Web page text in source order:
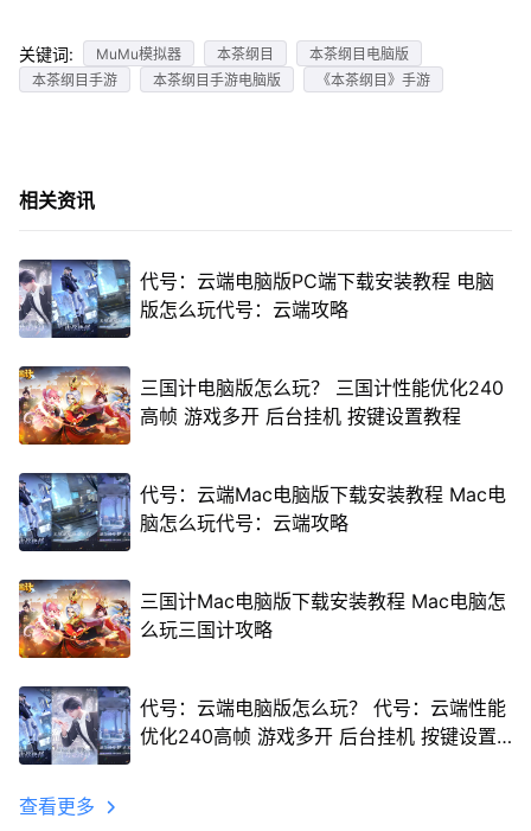
关键词: MuMu模拟器 本茶纲目
本茶纲目电脑版
本茶纲目手游
本茶纲目手游电脑版 《本茶纲目》手游
相关资讯
代号：云端电脑版PC端下载安装教程 电脑
版怎么玩代号：云端攻略
三国计电脑版怎么玩？ 三国计性能优化240
高帧 游戏多开 后台挂机 按键设置教程
代号：云端Mac电脑版下载安装教程 Mac电
脑怎么玩代号：云端攻略
三国计Mac电脑版下载安装教程 Mac电脑怎
么玩三国计攻略
代号：云端电脑版怎么玩？ 代号：云端性能
优化240高帧 游戏多开 后台挂机 按键设置
查看更多